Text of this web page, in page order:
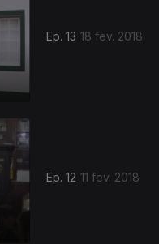
Ep. 13 18 fev. 2018
Ep. 12 11 fev. 2018